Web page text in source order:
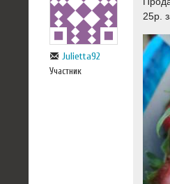
Julietta92
Участник
25р.